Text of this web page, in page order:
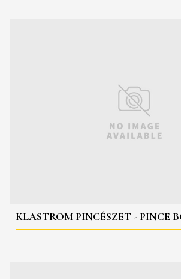
KLASTROM PINCÉSZET - PINCE